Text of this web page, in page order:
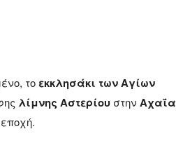
το εκκλησάκι των Αγίων
λίμνης Αστερίου στην Αχαΐα